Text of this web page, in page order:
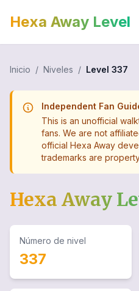
Hexa Away Level
Inicio / Niveles / Level 337
Independent Fan
This is an unofficial
fans. We are not
official Hexa Away
trademarks are
Hexa Away
Número de nivel
337